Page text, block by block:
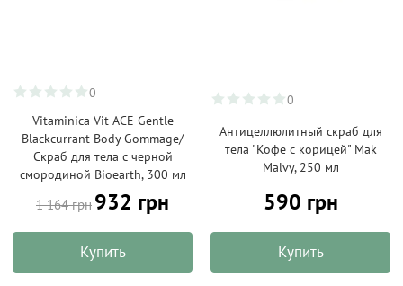
0
Vitaminica Vit ACE Gentle
Blackcurrant Body Gommage/
Скраб для тела с черной
смородиной Bioearth, 300 мл
1 164 грн 932 грн
Купить
0
Антицеллюлитный скраб для
тела "Кофе с корицей" Mak
Malvy, 250 мл
590 грн
Купить